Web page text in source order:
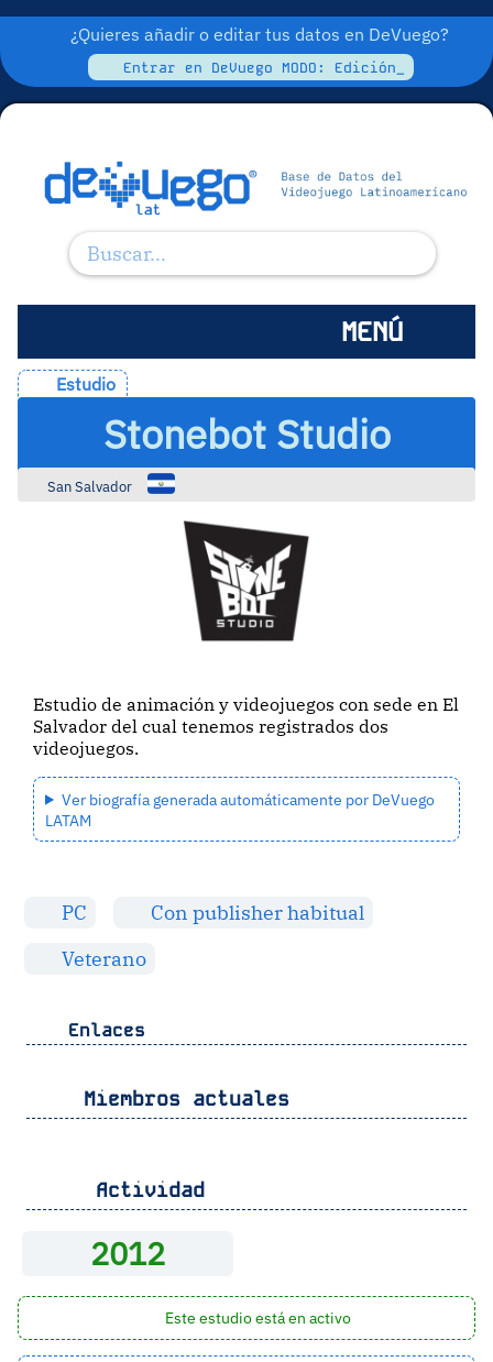
¿Quieres añadir o editar tus datos en DeVuego?
Entrar en DeVuego MODO: Edición_
MENÚ
Estudio
Stonebot Studio
San Salvador
Estudio de animación y videojuegos con sede en El
Salvador del cual tenemos registrados dos
videojuegos.
Ver biografía generada automáticamente por DeVuego
LATAM
PC
Con publisher habitual
Veterano
Enlaces
Miembros actuales
Actividad
2012
Este estudio está en activo